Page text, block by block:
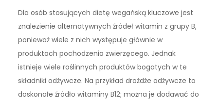
Dla osób stosujących dietę wegańską kluczowe jest
znalezienie alternatywnych źródeł witamin z grupy B,
ponieważ wiele z nich występuje głównie w
produktach pochodzenia zwierzęcego. Jednak
istnieje wiele roślinnych produktów bogatych w te
składniki odżywcze. Na przykład drożdże odżywcze to
doskonałe źródło witaminy B12; można je dodawać do